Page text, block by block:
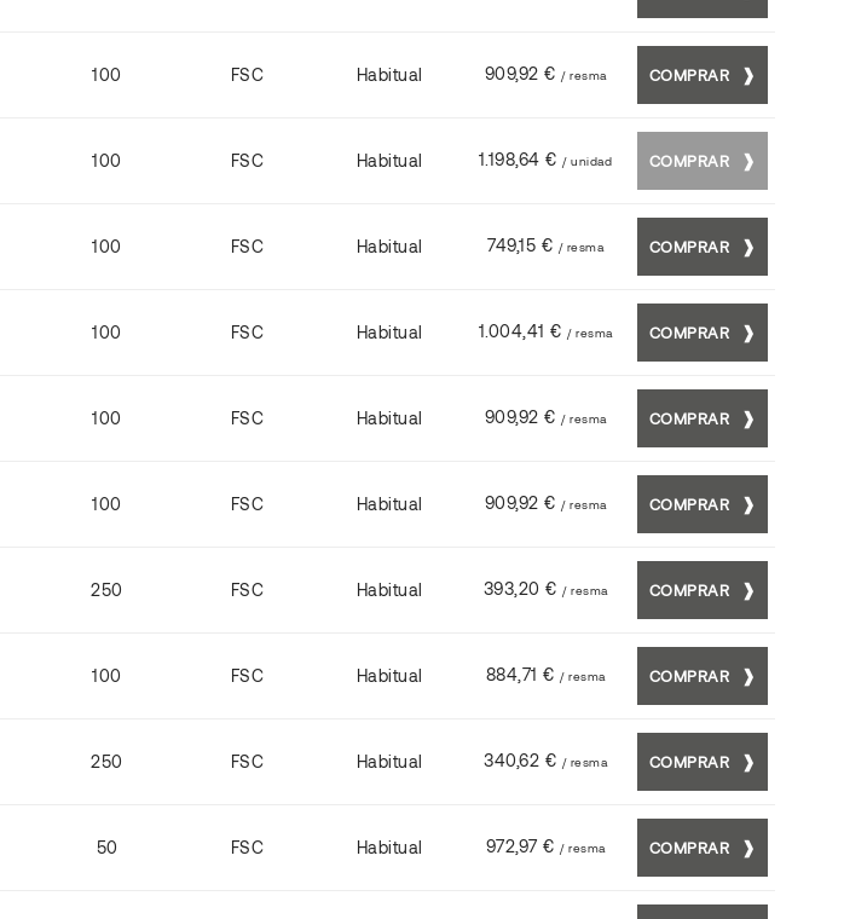
100 FSC Habitual 909,92 € / resma COMPRAR
100 FSC Habitual 1.198,64 € / unidad COMPRAR
100 FSC Habitual 749,15 € / resma COMPRAR
100 FSC Habitual 1.004,41 € / resma COMPRAR
100 FSC Habitual 909,92 € / resma COMPRAR
100 FSC Habitual 909,92 € / resma COMPRAR
250 FSC Habitual 393,20 € / resma COMPRAR
100 FSC Habitual 884,71 € / resma COMPRAR
250 FSC Habitual 340,62 € / resma COMPRAR
50 FSC Habitual 972,97 € / resma COMPRAR